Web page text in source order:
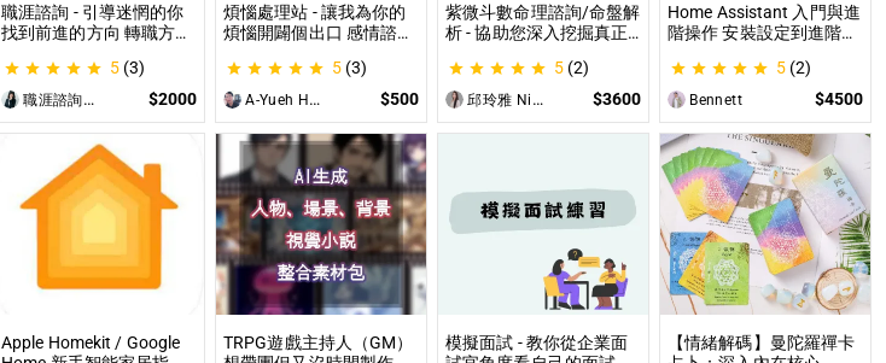
職涯諮詢 - 引導迷惘的你
找到前進的方向 轉職方向
職場問題、offer選擇評估
5 (3)
職涯諮詢師 阿紫 $2000
煩惱處理站 - 讓我為你的
煩惱開闢個出口 感情諮
惱、內心的煩惱各方面都
可以談
5 (3)
A-Yueh Huang $500
紫微斗數命理諮詢/命盤解
析 - 協助您深入挖掘真正
讓我們的努力更有價值 活
出璀璨一生
5 (2)
邱玲雅 Nina $3600
Home Assistant 入門與進
階操作 安裝設定到進階自
答，打造專屬的智能家居
5 (2)
Bennett $4500
Apple Homekit / Google
TRPG遊戲主持人（GM）
模擬面試 - 教你從企業面
【情緒解碼】曼陀羅禪卡